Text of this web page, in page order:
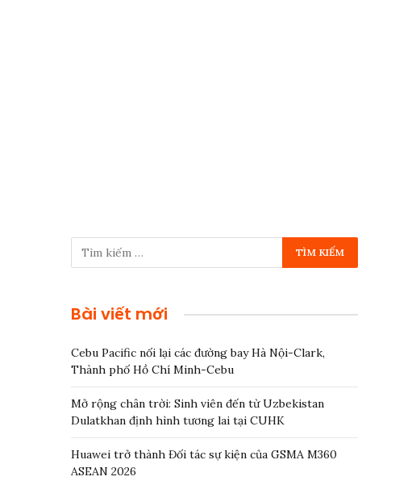
Bài viết mới
Cebu Pacific nối lại các đường bay Hà Nội-Clark,
Thành phố Hồ Chí Minh-Cebu
Mở rộng chân trời: Sinh viên đến từ Uzbekistan
Dulatkhan định hình tương lai tại CUHK
Huawei trở thành Đối tác sự kiện của GSMA M360
ASEAN 2026